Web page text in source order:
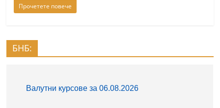
Прочетете повече
БНБ: